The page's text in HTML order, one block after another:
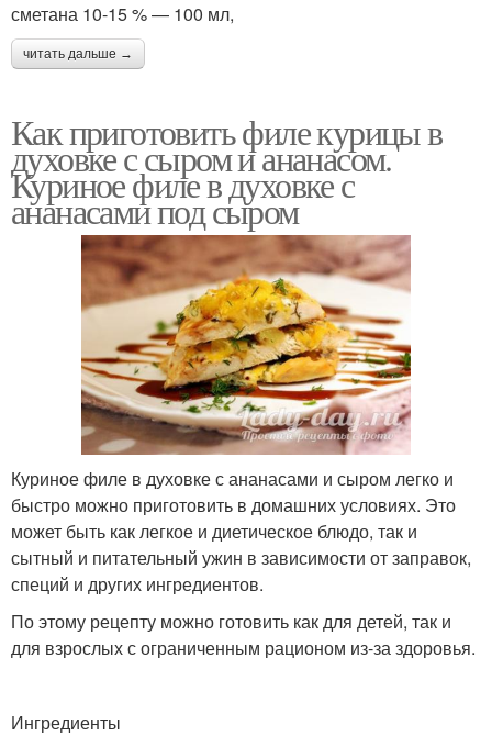
сметана 10-15 % — 100 мл,
читать дальше →
Как приготовить филе курицы в
духовке с сыром и ананасом.
Куриное филе в духовке с
ананасами под сыром
Куриное филе в духовке с ананасами и сыром легко и
быстро можно приготовить в домашних условиях. Это
может быть как легкое и диетическое блюдо, так и
сытный и питательный ужин в зависимости от заправок,
специй и других ингредиентов.
По этому рецепту можно готовить как для детей, так и
для взрослых с ограниченным рационом из-за здоровья.
Ингредиенты